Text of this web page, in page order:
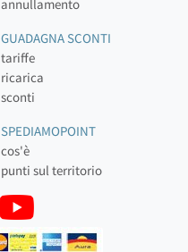
annullamento
GUADAGNA SCONTI
tariffe
ricarica
sconti
SPEDIAMOPOINT
cos'è
punti sul territorio